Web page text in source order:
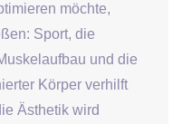
möchte,
Sport, die
und die
Körper verhilft
Ästhetik wird